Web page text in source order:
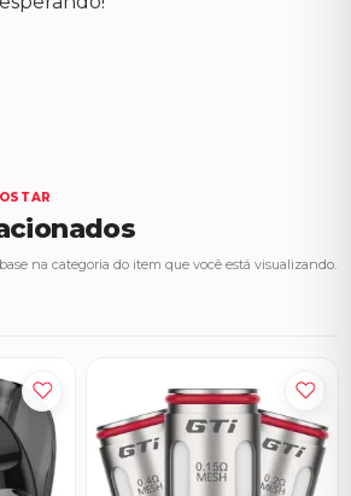
na categoria do item que você está visualizando.